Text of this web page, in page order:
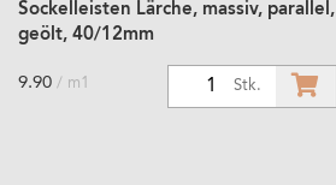
Sockelleisten Lärche, massiv, parallel,
geölt, 40/12mm
Stk.
9.90 / m1